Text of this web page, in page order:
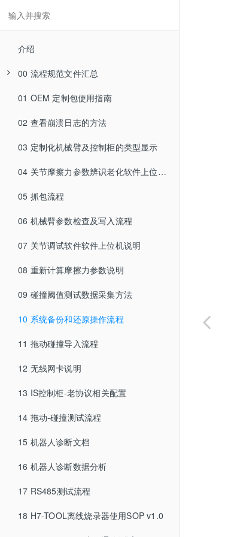
介绍
00 流程规范文件汇总
01 资源管理
02 虚拟机映像包更新规范
02-1 虚拟机映像包打包规范
03 Markdown 基本语法
04 文档编写说明
04-1 文档编写规范
04-2 文档图片规范
04-3 应用笔记与 Wiki 编写规范
04-4 应用笔记/Wiki-示例文档
04-5 应用手册编写规范
05 软件界面翻译说明
01 OEM 定制包使用指南
02 查看崩溃日志的方法
03 定制化机械臂及控制柜的类型显示
04 关节摩擦力参数辨识老化软件上位机说明
05 抓包流程
06 机械臂参数检查及写入流程
07 关节调试软件软件上位机说明
08 重新计算摩擦力参数说明
09 碰撞阈值测试数据采集方法
10 系统备份和还原操作流程
11 拖动碰撞导入流程
12 无线网卡说明
13 IS控制柜-老协议相关配置
14 拖动-碰撞测试流程
15 机器人诊断文档
16 机器人诊断数据分析
17 RS485测试流程
18 H7-TOOL离线烧录器使用SOP v1.0